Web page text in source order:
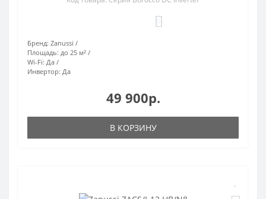
Бренд: Zanussi
Площадь: до 25 м²
Wi-Fi: Да
Инвертор: Да
49 900р.
В КОРЗИНУ